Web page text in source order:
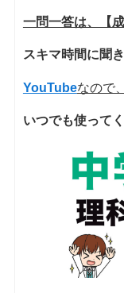
一問一答は、【
スキマ時間に聞
YouTubeなので
いつでも使って